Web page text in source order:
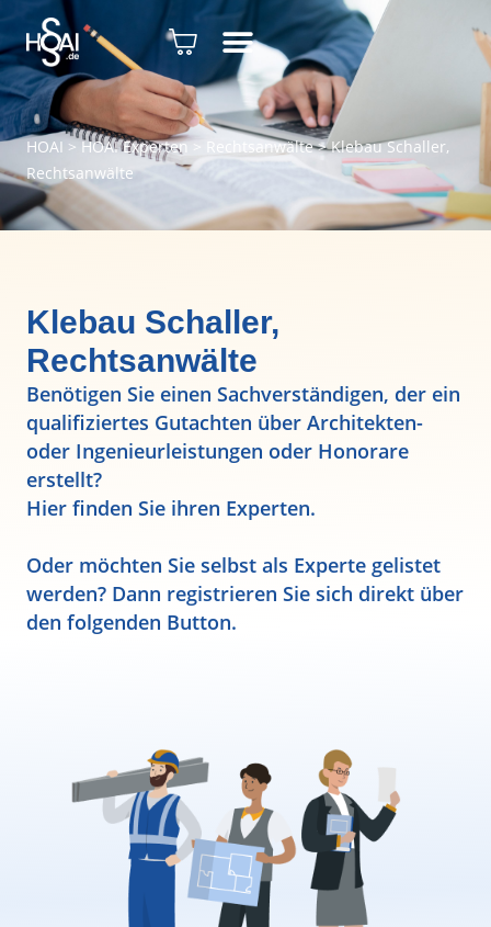
HOAI > HOAI Experten> Rechtsanwälte>Klebau Schaller,
Rechtsanwälte
Klebau Schaller,
Rechtsanwälte
Benötigen Sie einen Sachverständigen, der ein
qualifiziertes Gutachten über Architekten-
oder Ingenieurleistungen oder Honorare
erstellt?
Hier finden Sie ihren Experten.
Oder möchten Sie selbst als Experte gelistet
werden? Dann registrieren Sie sich direkt über
den folgenden Button.